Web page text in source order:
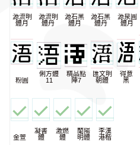
源流明
體月
源流明
體丹
源石黑
體月
源石黑
體丹
源泉圓
體月
粉圓
俐方體
11
精品點
陣7
匯文明
朝體
得意
黑
金萱
凝書
體
激燃
體
蘭陽
明體
李漢
港楷